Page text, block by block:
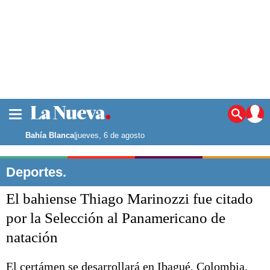
Noticias
La ciudad
Punta Alta
El mundo
Seguridad
Liga del Sur
Bahía Blanca|jueves, 6 de agosto
Deportes.
El bahiense Thiago Marinozzi fue citado
por la Selección al Panamericano de
natación
El certámen se desarrollará en Ibagué, Colombia,